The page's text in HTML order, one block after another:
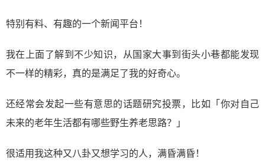
特别有料、有趣的一个新闻平台！
我在上面了解到不少知识，从国家大事到街头小巷都能发现
不一样的精彩，真的是满足了我的好奇心。
还经常会发起一些有意思的话题研究投票，比如「你对自己
未来的老年生活都有哪些野生养老思路？」
很适用我这种又八卦又想学习的人，满昏满昏！